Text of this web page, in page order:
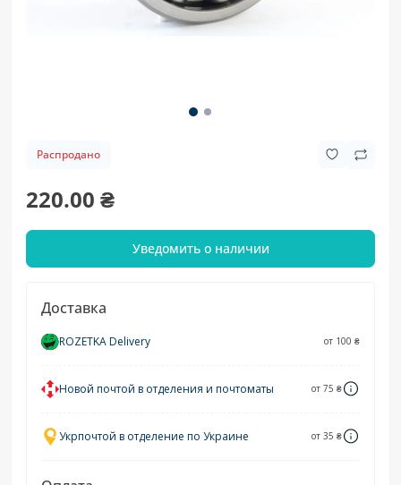
Распродано
220.00 ₴
Уведомить о наличии
Доставка
ROZETKA Delivery от 100 ₴
Новой почтой в отделения и почтоматы от 75 ₴
Укрпочтой в отделение по Украине от 35 ₴